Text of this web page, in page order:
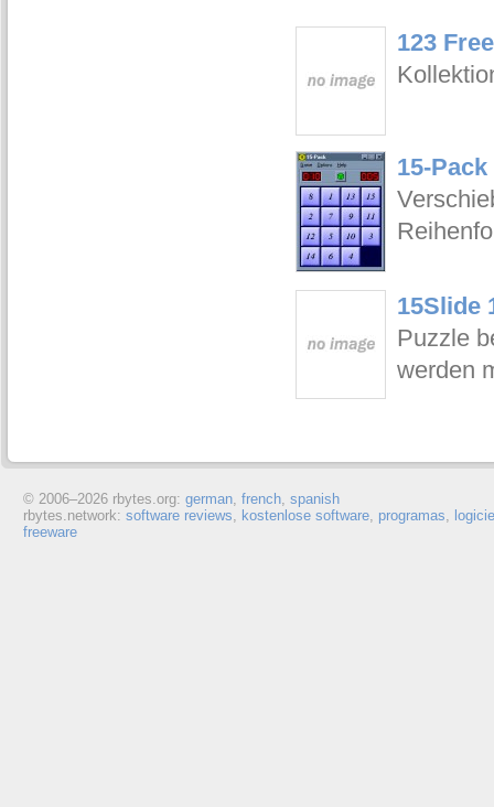
123
15-Pack
15Slide
Puzzle
werden
© 2006–2026 rbytes.org: german, french, spanish
rbytes.network: software reviews, kostenlose software, programas,
freeware